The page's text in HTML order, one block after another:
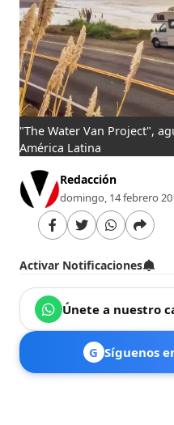
"The Water Van Project",
América Latina
Redacción
domingo, 14 febrero
Activar Notificaciones
Únete a nuestro
G Síguenos